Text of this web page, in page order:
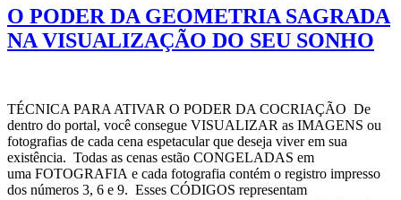
O PODER DA GEOMETRIA SAGRADA
NA VISUALIZAÇÃO DO SEU SONHO
TÉCNICA PARA ATIVAR O PODER DA COCRIAÇÃO De
dentro do portal, você consegue VISUALIZAR as IMAGENS ou
fotografias de cada cena espetacular que deseja viver em sua
existência. Todas as cenas estão CONGELADAS em
uma FOTOGRAFIA e cada fotografia contém o registro impresso
dos números 3, 6 e 9. Esses CÓDIGOS representam